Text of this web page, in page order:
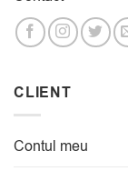
CLIENT
Contul meu